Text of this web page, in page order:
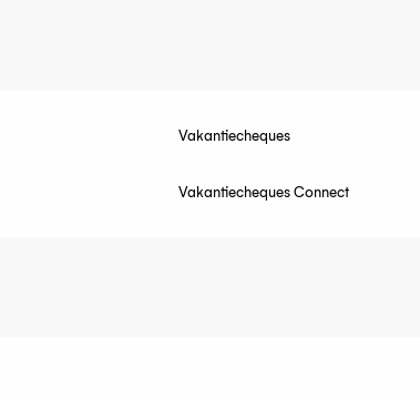
Vakantiecheques
Vakantiecheques Connect